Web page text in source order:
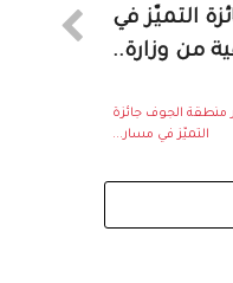
التميّز في
من وزارة..
الجوف‬⁩ جائزة
التميّز في مسار...